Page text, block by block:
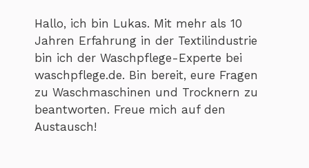
Hallo, ich bin Lukas. Mit mehr als 10
Jahren Erfahrung in der Textilindustrie
bin ich der Waschpflege-Experte bei
waschpflege.de. Bin bereit, eure Fragen
zu Waschmaschinen und Trocknern zu
beantworten. Freue mich auf den
Austausch!